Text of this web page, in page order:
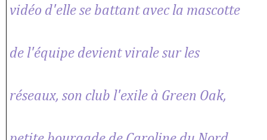
vidéo d'elle se battant avec la mascotte
de l'équipe devient virale sur les
réseaux, son club l'exile à Green Oak,